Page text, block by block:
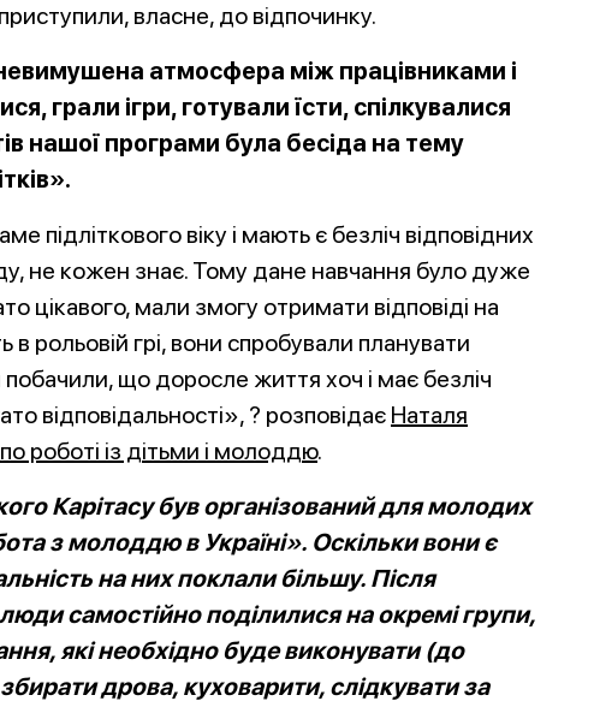
власне, до відпочинку.
атмосфера між працівниками і
грали ігри, готували їсти, спілкувалися
нашої програми була бесіда на тему
підліткового віку і мають є безліч відповідних
не кожен знає. Тому дане навчання було дуже
цікавого, мали змогу отримати відповіді на
в рольовій грі, вони спробували планувати
що доросле життя хоч і має безліч
відповідальності», ? розповідає Наталя
роботі із дітьми і молоддю.
Карітасу був організований для молодих
з молоддю в Україні». Оскільки вони є
на них поклали більшу. Після
самостійно поділилися на окремі групи,
які необхідно буде виконувати (до
дрова, куховарити, слідкувати за